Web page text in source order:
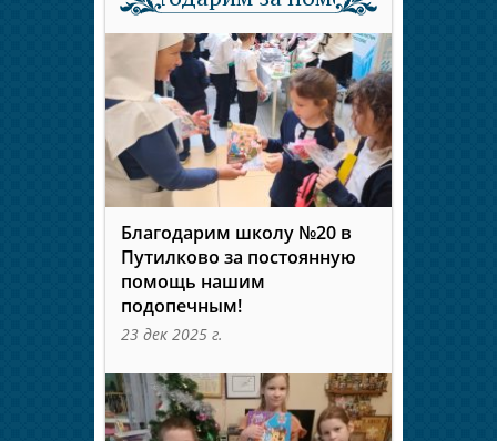
Благодарим школу №20 в
Путилково за постоянную
помощь нашим
подопечным!
23 дек 2025 г.